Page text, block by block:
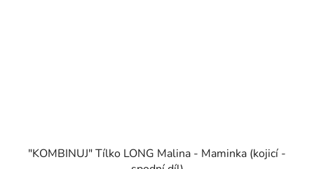
"KOMBINUJ" Tílko LONG Malina - Maminka (kojicí -